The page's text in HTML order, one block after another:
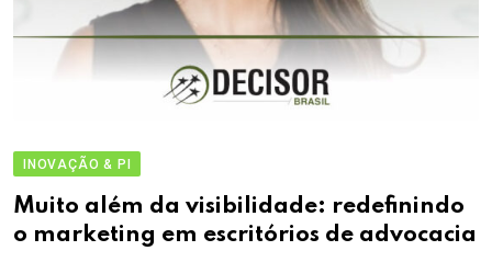
INOVAÇÃO & PI
Muito além da visibilidade: redefinindo
o marketing em escritórios de advocacia